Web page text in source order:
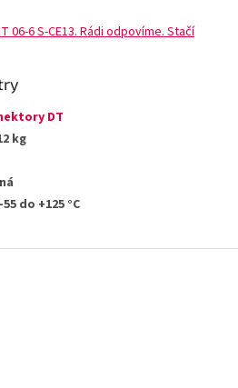
06-6 S-CE13. Rádi odpovíme. Stačí
DT
kg
do +125 °C